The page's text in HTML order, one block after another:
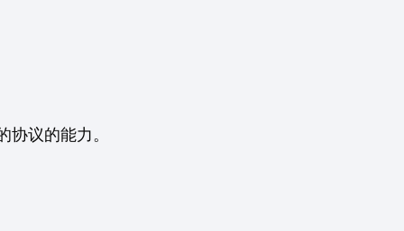
议的能力。